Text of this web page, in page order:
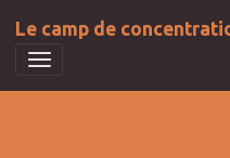
Le camp de